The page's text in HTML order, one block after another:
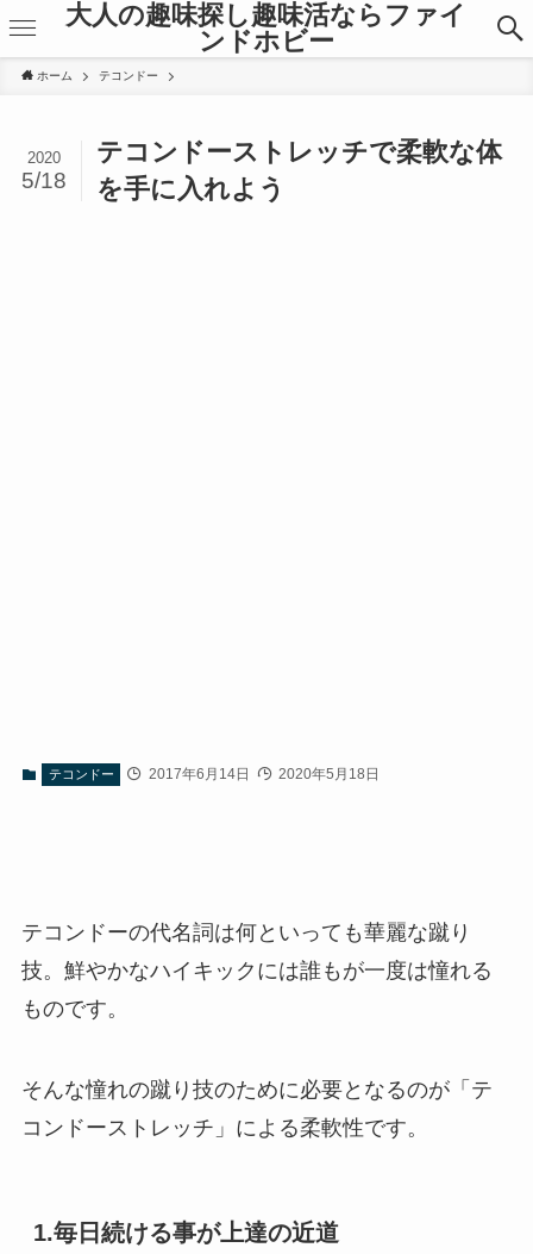
大人の趣味探し趣味活ならファイ
ンドホビー
ホーム テコンドー
テコンドーストレッチで柔軟な体
を手に入れよう
2020
5/18
テコンドー 2017年6月14日 2020年5月18日
テコンドーの代名詞は何といっても華麗な蹴り
技。鮮やかなハイキックには誰もが一度は憧れる
ものです。
そんな憧れの蹴り技のために必要となるのが「テ
コンドーストレッチ」による柔軟性です。
1.毎日続ける事が上達の近道